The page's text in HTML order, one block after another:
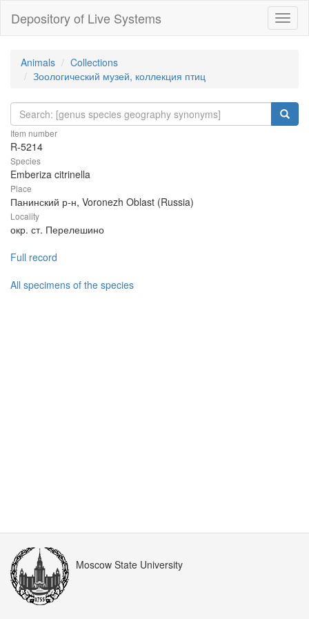
Depository of Live Systems
Animals
Collections
Зоологический музей, коллекция птиц
Item number
R-5214
Species
Emberiza citrinella
Place
Панинский р-н, Voronezh Oblast (Russia)
Locality
окр. ст. Перелешино
Full record
All specimens of the species
Moscow State University